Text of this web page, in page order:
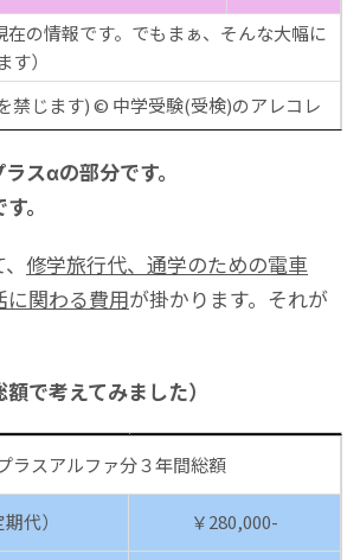
在の情報です。でもまぁ、そんな大幅に
）
禁じます) © 中学受験(受検)のアレコレ
スαの部分です。
。
修学旅行代、通学のための電車
関わる費用が掛かります。それが
で考えてみました）
ラスアルファ分３年間総額
代） ￥280,000-